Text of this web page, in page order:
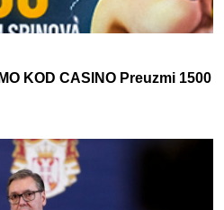
KOD CASINO Preuzmi 1500